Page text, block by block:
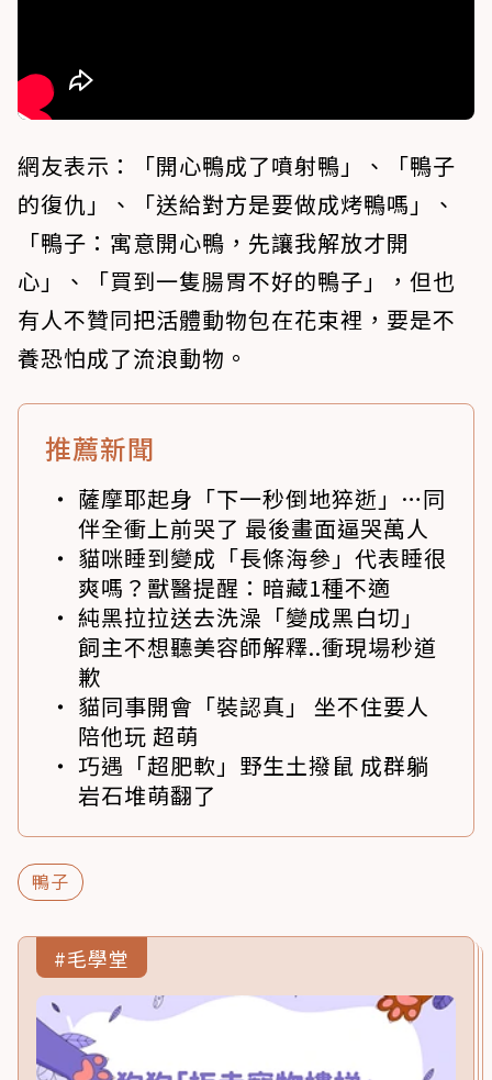
網友表示：「開心鴨成了噴射鴨」、「鴨子
的復仇」、「送給對方是要做成烤鴨嗎」、
「鴨子：寓意開心鴨，先讓我解放才開
心」、「買到一隻腸胃不好的鴨子」，但也
有人不贊同把活體動物包在花束裡，要是不
養恐怕成了流浪動物。
推薦新聞
薩摩耶起身「下一秒倒地猝逝」…同
伴全衝上前哭了 最後畫面逼哭萬人
貓咪睡到變成「長條海參」代表睡很
爽嗎？獸醫提醒：暗藏1種不適
純黑拉拉送去洗澡「變成黑白切」
飼主不想聽美容師解釋..衝現場秒道
歉
貓同事開會「裝認真」 坐不住要人
陪他玩 超萌
巧遇「超肥軟」野生土撥鼠 成群躺
岩石堆萌翻了
鴨子
#毛學堂